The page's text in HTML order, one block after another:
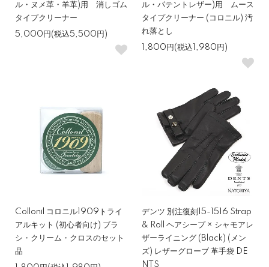
ル・ヌメ革・羊革)用 消しゴム
タイプクリーナー
5,000円(税込5,500円)
ル・パテントレザー)用 ムース
タイプクリーナー (コロニル) 汚
れ落とし
1,800円(税込1,980円)
Collonil コロニル1909トライ
アルキット (初心者向け) ブラ
シ・クリーム・クロスのセット
品
デンツ 別注復刻15-1516 Strap
& Roll ヘアシープ × シャモアレ
ザーライニング (Black) (メン
ズ) レザーグローブ 革手袋 DE
NTS